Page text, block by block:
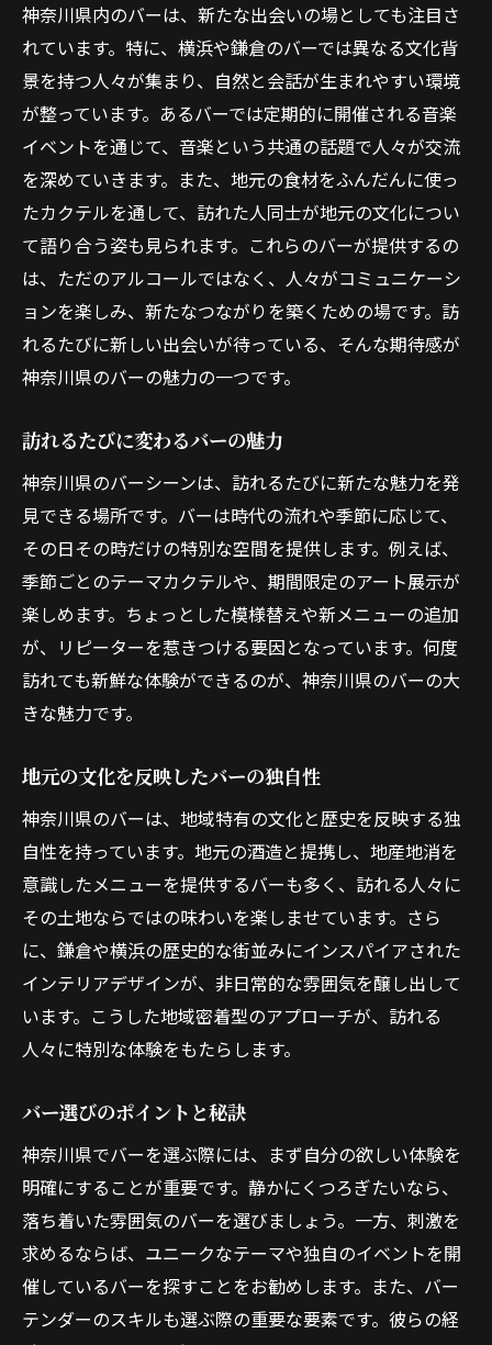
神奈川県内で見つける癒しと刺激が交錯するバ
ー
癒しを提供するバーの特徴
刺激的な体験ができるバー
リラックスとエキサイトメントの両立
訪れる人々を魅了するバー
神奈川県のバーで得られる心の充足
癒しと刺激の融合で生まれる新しい価値
地元食材を使ったオリジナルカクテルが魅力の
神奈川のバー
オリジナルカクテルの魅力
地元食材を活かしたカクテルの味わい
創造性が光るカクテルメニュー
地域ならではの味を楽しむ
神奈川県のバーで味わう特別な一杯
インターネットで探す神奈川県内の個性豊かな
バー
オンラインでのバー探しのコツ
口コミを活用したバー選び
ネットで探す新たなバーの発見
SNSを活用したバーの最新情報
オンラインでのバーの予約と体験
現代アートが彩る最先端の神奈川県のバーで新
たな発見
アートと融合したバーの空間
最新のアートが楽しめるバー
クリエイティブな雰囲気を提供するバー
神奈川県のバーで体験する新しいアート
アートが生み出すバーの新たな可能性
理想的な一杯を求めて神奈川県のバーを巡る旅
自分だけの理想のバーを見つける
神奈川県のバー巡りの旅の楽しさ
バーでの出会いがもたらす感動
神奈川県内のバーは、新たな出会いの場としても注目さ
れています。特に、横浜や鎌倉のバーでは異なる文化背
景を持つ人々が集まり、自然と会話が生まれやすい環境
が整っています。あるバーでは定期的に開催される音楽
イベントを通じて、音楽という共通の話題で人々が交流
を深めていきます。また、地元の食材をふんだんに使っ
たカクテルを通して、訪れた人同士が地元の文化につい
て語り合う姿も見られます。これらのバーが提供するの
は、ただのアルコールではなく、人々がコミュニケーシ
ョンを楽しみ、新たなつながりを築くための場です。訪
れるたびに新しい出会いが待っている、そんな期待感が
神奈川県のバーの魅力の一つです。
訪れるたびに変わるバーの魅力
神奈川県のバーシーンは、訪れるたびに新たな魅力を発
見できる場所です。バーは時代の流れや季節に応じて、
その日その時だけの特別な空間を提供します。例えば、
季節ごとのテーマカクテルや、期間限定のアート展示が
楽しめます。ちょっとした模様替えや新メニューの追加
が、リピーターを惹きつける要因となっています。何度
訪れても新鮮な体験ができるのが、神奈川県のバーの大
きな魅力です。
地元の文化を反映したバーの独自性
神奈川県のバーは、地域特有の文化と歴史を反映する独
自性を持っています。地元の酒造と提携し、地産地消を
意識したメニューを提供するバーも多く、訪れる人々に
その土地ならではの味わいを楽しませています。さら
に、鎌倉や横浜の歴史的な街並みにインスパイアされた
インテリアデザインが、非日常的な雰囲気を醸し出して
います。こうした地域密着型のアプローチが、訪れる
人々に特別な体験をもたらします。
バー選びのポイントと秘訣
神奈川県でバーを選ぶ際には、まず自分の欲しい体験を
明確にすることが重要です。静かにくつろぎたいなら、
落ち着いた雰囲気のバーを選びましょう。一方、刺激を
求めるならば、ユニークなテーマや独自のイベントを開
催しているバーを探すことをお勧めします。また、バー
テンダーのスキルも選ぶ際の重要な要素です。彼らの経